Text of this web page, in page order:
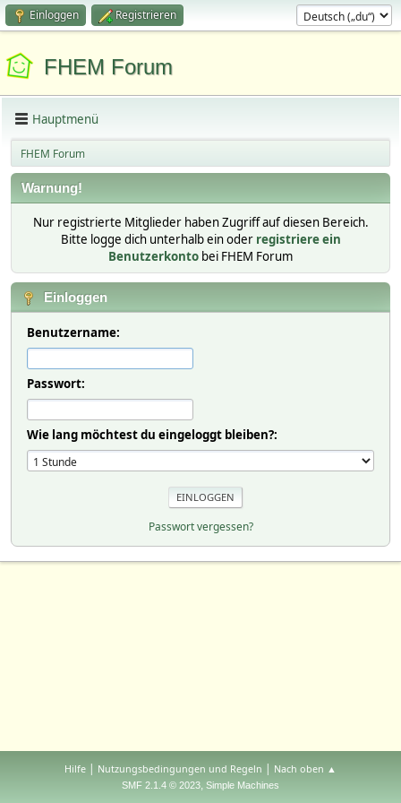
Einloggen Registrieren
FHEM Forum
Hauptmenü
FHEM Forum
Warnung!
Nur registrierte Mitglieder haben Zugriff auf diesen Bereich.
Bitte logge dich unterhalb ein oder registriere ein
Benutzerkonto bei FHEM Forum
Einloggen
Benutzername:
Passwort:
Wie lang möchtest du eingeloggt bleiben?:
Passwort vergessen?
Hilfe | Nutzungsbedingungen und Regeln | Nach oben ▲
SMF 2.1.4 © 2023, Simple Machines